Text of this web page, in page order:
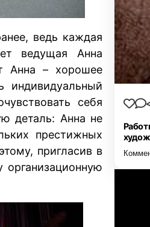
ведь каждая
ведущая Анна
Анна – хорошее
индивидуальный
себя
деталь: Анна не
престижных
пригласив в